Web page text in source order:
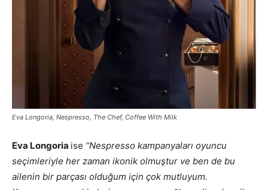
Eva Longoria, Nespresso, The Chef, Coffee With Milk
Eva Longoria ise “Nespresso kampanyaları oyuncu
seçimleriyle her zaman ikonik olmuştur ve ben de bu
ailenin bir parçası olduğum için çok mutluyum.